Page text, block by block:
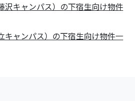
沢キャンパス）の下宿生向け物件
キャンパス）の下宿生向け物件一